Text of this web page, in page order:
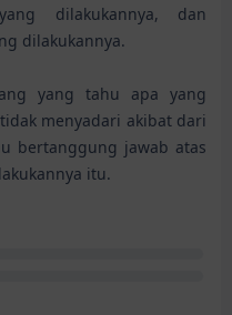
dilakukannya, dan
dilakukannya.
yang tahu apa yang
menyadari akibat dari
bertanggung jawab atas
itu.